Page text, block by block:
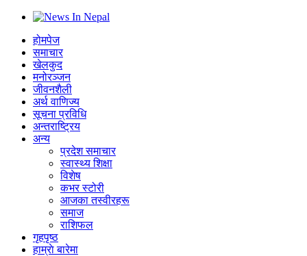
होमपेज
समाचार
खेलकुद
मनोरञ्जन
जीवनशैली
अर्थ वाणिज्य
सूचना प्रविधि
अन्तराष्ट्रिय
अन्य
प्रदेश समाचार
स्वास्थ्य शिक्षा
विशेष
कभर स्टोरी
आजका तस्वीरहरू
समाज
राशिफल
गृहपृष्ठ
हाम्राे बारेमा